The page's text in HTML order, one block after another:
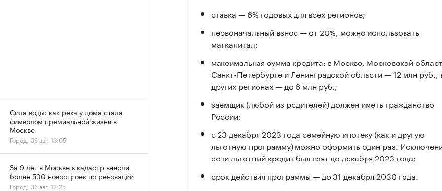
ставка — 6% годовых для всех регионов;
первоначальный взнос — от 20%, можно использовать
маткапитал;
максимальная сумма кредита: в Москве, Московской
Санкт-Петербурге и Ленинградской области — 12 млн руб.,
других регионах — до 6 млн руб.;
заемщик (любой из родителей) должен иметь гражданство
России;
с 23 декабря 2023 года семейную ипотеку (как и другую
льготную программу) можно оформить один раз.
если льготный кредит был взят до декабря 2023 года;
срок действия программы — до 31 декабря 2030 года.
Сила воды: как река у дома стала
символом премиальной жизни в
Москве
Город, 06 авг, 13:05
За 9 лет в Москве в кадастр внесли
более 500 новостроек по реновации
Город, 06 авг, 12:25